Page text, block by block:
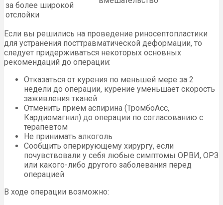
за более широкой
отслойки
Если вы решились на проведение риносептопластики
для устранения посттравматической деформации, то
следует придерживаться некоторых основных
рекомендаций до операции:
Отказаться от курения по меньшей мере за 2
недели до операции, курение уменьшает скорость
заживления тканей
Отменить прием аспирина (ТромбоАсс,
Кардиомагнил) до операции по согласованию с
терапевтом
Не принимать алкоголь
Сообщить оперирующему хирургу, если
почувствовали у себя любые симптомы ОРВИ, ОРЗ
или какого-либо другого заболевания перед
операцией
В ходе операции возможно: